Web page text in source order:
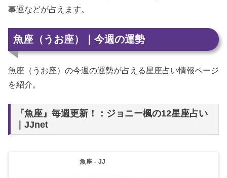
事運などが占えます。
魚座（うお座）｜今週の運勢
魚座（うお座）の今週の運勢が占える星座占い情報ページ
を紹介。
『魚座』毎週更新！：ジョニー楓の12星座占い
｜JJnet
魚座 - JJ